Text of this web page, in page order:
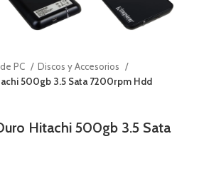
PC
Discos y Accesorios
500gb 3.5 Sata 7200rpm Hdd
Hitachi 500gb 3.5 Sata